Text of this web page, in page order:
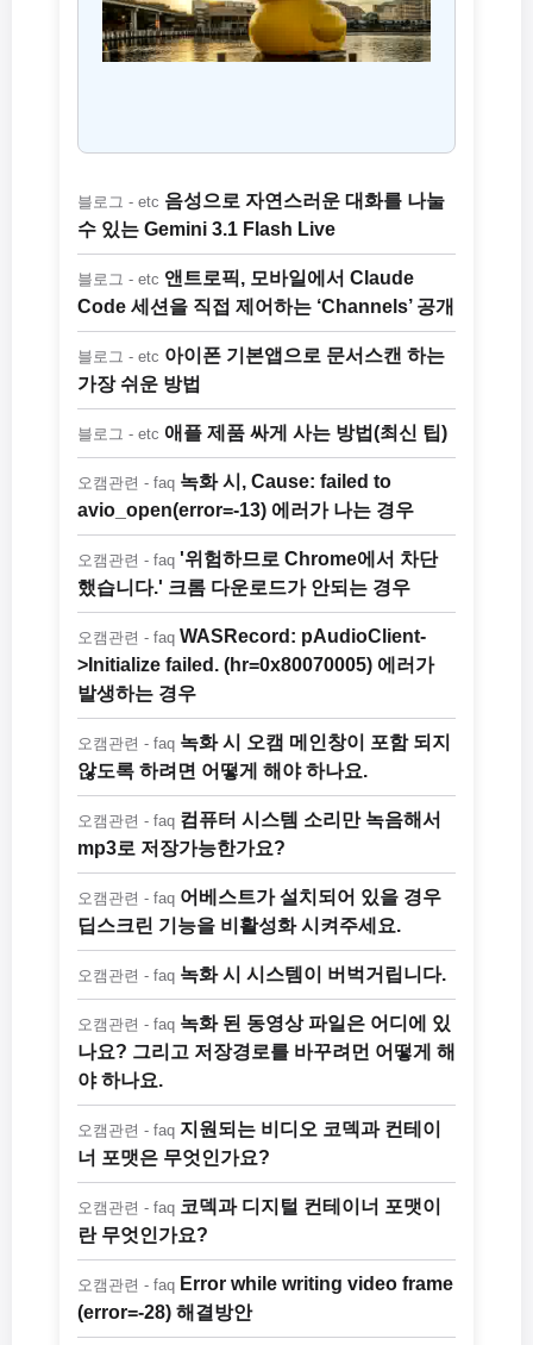
블로그 - etc 음성으로 자연스러운 대화를 나눌
수 있는 Gemini 3.1 Flash Live
블로그 - etc 앤트로픽, 모바일에서 Claude
Code 세션을 직접 제어하는 ‘Channels’ 공개
블로그 - etc 아이폰 기본앱으로 문서스캔 하는
가장 쉬운 방법
블로그 - etc 애플 제품 싸게 사는 방법(최신 팁)
오캠관련 - faq 녹화 시, Cause: failed to
avio_open(error=-13) 에러가 나는 경우
오캠관련 - faq '위험하므로 Chrome에서 차단
했습니다.' 크롬 다운로드가 안되는 경우
오캠관련 - faq WASRecord: pAudioClient-
>Initialize failed. (hr=0x80070005) 에러가
발생하는 경우
오캠관련 - faq 녹화 시 오캠 메인창이 포함 되지
않도록 하려면 어떻게 해야 하나요.
오캠관련 - faq 컴퓨터 시스템 소리만 녹음해서
mp3로 저장가능한가요?
오캠관련 - faq 어베스트가 설치되어 있을 경우
딥스크린 기능을 비활성화 시켜주세요.
오캠관련 - faq 녹화 시 시스템이 버벅거립니다.
오캠관련 - faq 녹화 된 동영상 파일은 어디에 있
나요? 그리고 저장경로를 바꾸려먼 어떻게 해
야 하나요.
오캠관련 - faq 지원되는 비디오 코덱과 컨테이
너 포맷은 무엇인가요?
오캠관련 - faq 코덱과 디지털 컨테이너 포맷이
란 무엇인가요?
오캠관련 - faq Error while writing video frame
(error=-28) 해결방안